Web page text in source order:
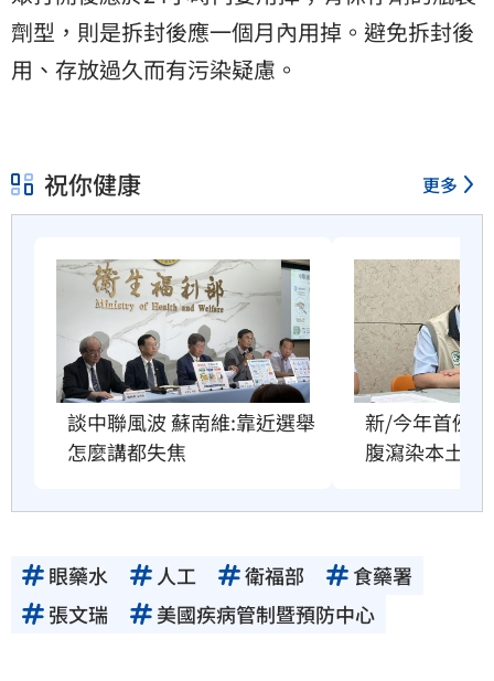
劑型，則是拆封後應一個月內用掉。避免拆封後
用、存放過久而有污染疑慮。
祝你健康 更多
談中聯風波 蘇南維:靠近選舉
怎麼講都失焦
新/今年首例
腹瀉染本土傷
眼藥水 人工 衛福部
食藥署
張文瑞
美國疾病管制暨預防中心